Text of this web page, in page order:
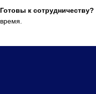
Готовы к сотрудничеству?
время.